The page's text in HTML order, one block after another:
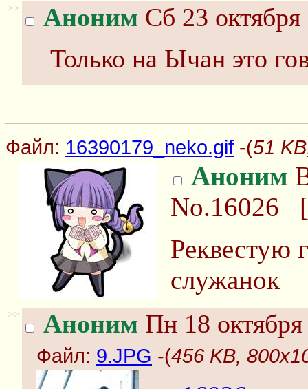
>> Аноним Сб 23
Только на Ычан это
Файл: 16390179_neko.gif-(51
Аноним
No.16026 [
Реквестую
служанок
>> Аноним Пн 18
Файл: 9.JPG -(456 KB,